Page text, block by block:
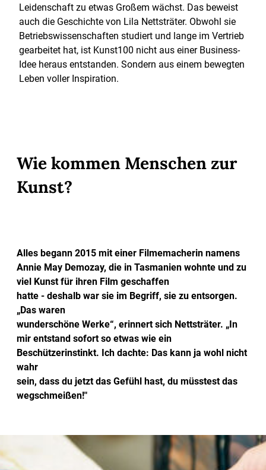
Leidenschaft zu etwas Großem wächst. Das beweist
auch die Geschichte von Lila Nettsträter. Obwohl sie
Betriebswissenschaften studiert und lange im Vertrieb
gearbeitet hat, ist Kunst100 nicht aus einer Business-
Idee heraus entstanden. Sondern aus einem bewegten
Leben voller Inspiration.
Wie kommen Menschen zur
Kunst?
Alles begann 2015 mit einer Filmemacherin namens
Annie May Demozay, die in Tasmanien wohnte und zu
viel Kunst für ihren Film geschaffen
hatte - deshalb war sie im Begriff, sie zu entsorgen.
„Das waren
wunderschöne Werke“, erinnert sich Nettsträter. „In
mir entstand sofort so etwas wie ein
Beschützerinstinkt. Ich dachte: Das kann ja wohl nicht
wahr
sein, dass du jetzt das Gefühl hast, du müsstest das
wegschmeißen!"